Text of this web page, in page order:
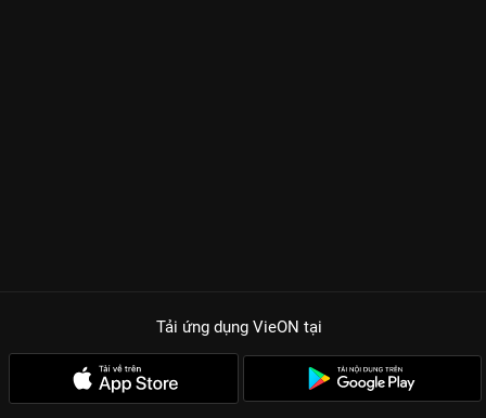
Tải ứng dụng VieON tại